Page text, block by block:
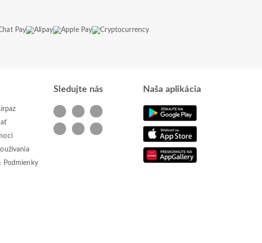
Podmienky
Sledujte nás Naša aplikácia